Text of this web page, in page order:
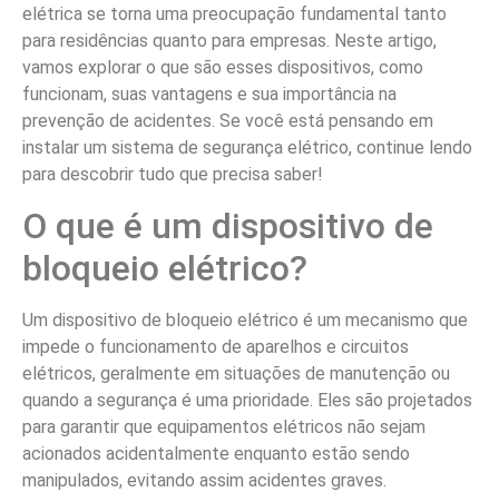
elétrica se torna uma preocupação fundamental tanto
para residências quanto para empresas. Neste artigo,
vamos explorar o que são esses dispositivos, como
funcionam, suas vantagens e sua importância na
prevenção de acidentes. Se você está pensando em
instalar um sistema de segurança elétrico, continue lendo
para descobrir tudo que precisa saber!
O que é um dispositivo de
bloqueio elétrico?
Um dispositivo de bloqueio elétrico é um mecanismo que
impede o funcionamento de aparelhos e circuitos
elétricos, geralmente em situações de manutenção ou
quando a segurança é uma prioridade. Eles são projetados
para garantir que equipamentos elétricos não sejam
acionados acidentalmente enquanto estão sendo
manipulados, evitando assim acidentes graves.